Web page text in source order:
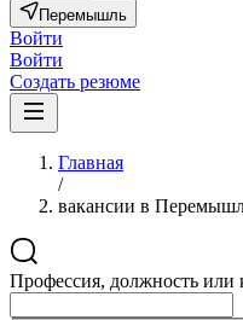
Перемышль
Войти
Войти
Создать резюме
Главная
/
вакансии в
Профессия, должность или